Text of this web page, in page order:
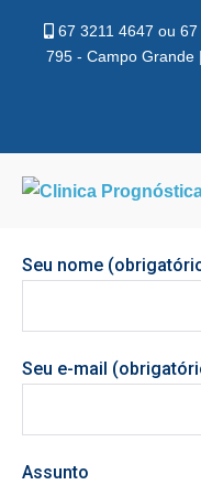
67 3211 4647 ou
795 - Campo Grande |
Seu nome
Seu e-mail
Assunto